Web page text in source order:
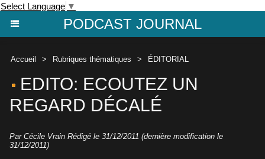
Select Language ▼
PODCAST JOURNAL
Accueil > Rubriques thématiques > ÉDITORIAL
EDITO: ECOUTEZ UN
REGARD DÉCALÉ
Par Cécile Vrain Rédigé le 31/12/2011 (dernière modification le
31/12/2011)